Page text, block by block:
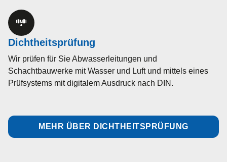
Dichtheitsprüfung
Wir prüfen für Sie Abwasserleitungen und
Schachtbauwerke mit Wasser und Luft und mittels eines
Prüfsystems mit digitalem Ausdruck nach DIN.
MEHR ÜBER DICHTHEITSPRÜFUNG